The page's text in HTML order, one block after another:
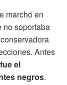
marchó en
no soportaba
Antes
fue el
negros.